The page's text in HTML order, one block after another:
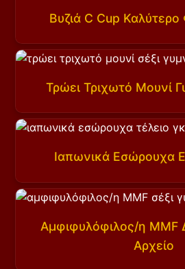
Βυζιά C Cup
Τρώει Τριχωτό Μουνί
Ιαπωνικά Εσώρουχα
Αμφιφυλόφιλος/η MMF
Αρχείο